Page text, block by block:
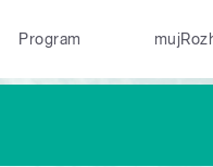
Program